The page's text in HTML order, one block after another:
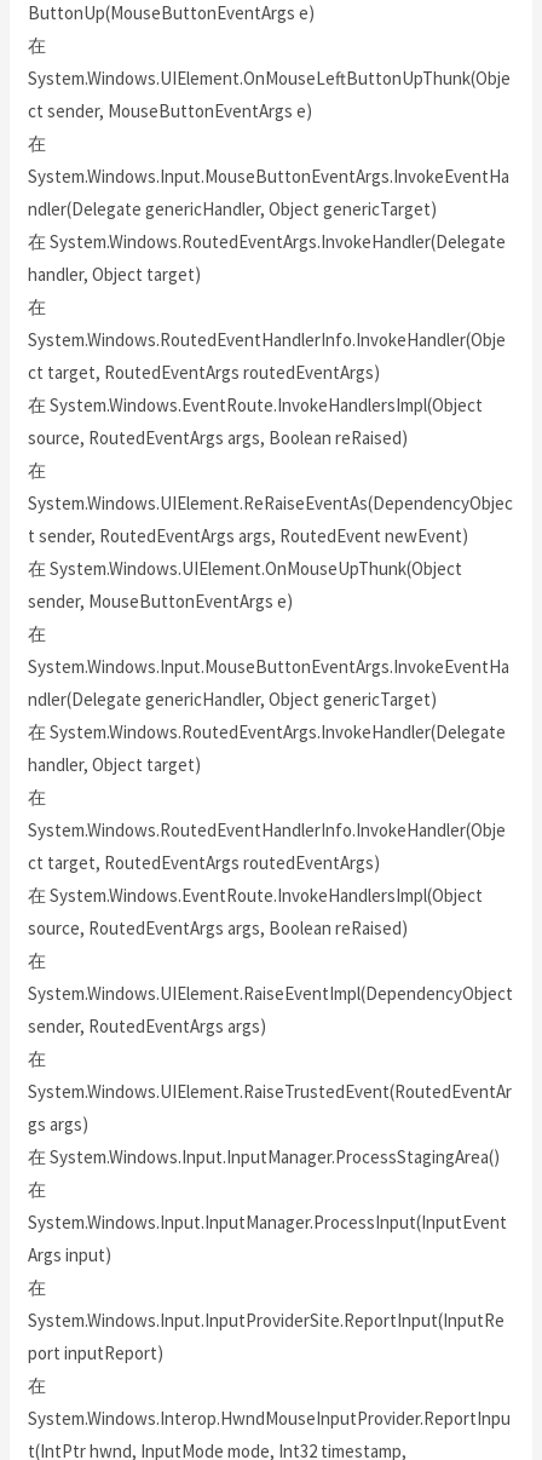
ButtonUp(MouseButtonEventArgs e)
在
System.Windows.UIElement.OnMouseLeftButtonUpThunk(Obje
ct sender, MouseButtonEventArgs e)
在
System.Windows.Input.MouseButtonEventArgs.InvokeEventHa
ndler(Delegate genericHandler, Object genericTarget)
在 System.Windows.RoutedEventArgs.InvokeHandler(Delegate
handler, Object target)
在
System.Windows.RoutedEventHandlerInfo.InvokeHandler(Obje
ct target, RoutedEventArgs routedEventArgs)
在 System.Windows.EventRoute.InvokeHandlersImpl(Object
source, RoutedEventArgs args, Boolean reRaised)
在
System.Windows.UIElement.ReRaiseEventAs(DependencyObjec
t sender, RoutedEventArgs args, RoutedEvent newEvent)
在 System.Windows.UIElement.OnMouseUpThunk(Object
sender, MouseButtonEventArgs e)
在
System.Windows.Input.MouseButtonEventArgs.InvokeEventHa
ndler(Delegate genericHandler, Object genericTarget)
在 System.Windows.RoutedEventArgs.InvokeHandler(Delegate
handler, Object target)
在
System.Windows.RoutedEventHandlerInfo.InvokeHandler(Obje
ct target, RoutedEventArgs routedEventArgs)
在 System.Windows.EventRoute.InvokeHandlersImpl(Object
source, RoutedEventArgs args, Boolean reRaised)
在
System.Windows.UIElement.RaiseEventImpl(DependencyObject
sender, RoutedEventArgs args)
在
System.Windows.UIElement.RaiseTrustedEvent(RoutedEventAr
gs args)
在 System.Windows.Input.InputManager.ProcessStagingArea()
在
System.Windows.Input.InputManager.ProcessInput(InputEvent
Args input)
在
System.Windows.Input.InputProviderSite.ReportInput(InputRe
port inputReport)
在
System.Windows.Interop.HwndMouseInputProvider.ReportInpu
t(IntPtr hwnd, InputMode mode, Int32 timestamp,